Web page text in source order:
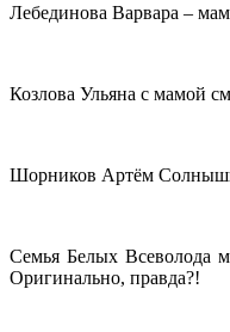
Лебединова Варвара –
Козлова Ульяна с мамой
Шорников Артём
Семья Белых Всеволода
Оригинально, правда?!